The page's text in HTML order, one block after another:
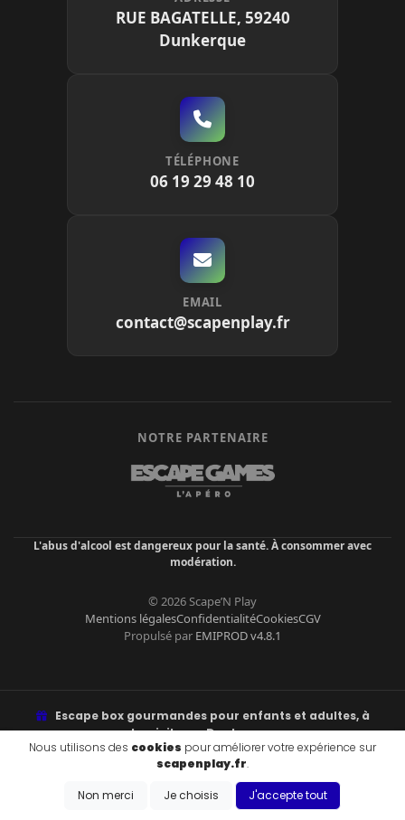
RUE BAGATELLE, 59240
Dunkerque
TÉLÉPHONE
06 19 29 48 10
EMAIL
contact@scapenplay.fr
NOTRE PARTENAIRE
L'abus d'alcool est dangereux pour la santé. À consommer avec
modération.
© 2026 Scape’N Play
Mentions légalesConfidentialitéCookiesCGV
Propulsé par EMIPROD v4.8.1
Escape box gourmandes pour enfants et adultes, à
domicile sur Dunkerque.
Énigmes, fun, goûter ou apéro à libérer. Retrait à Malo-les-Bains ou
livraison.
ZONES DE LIVRAISON & VILLES DESSERVIES
Nous utilisons des cookies pour améliorer votre expérience sur
scapenplay.fr.
Non merci Je choisis J'accepte tout